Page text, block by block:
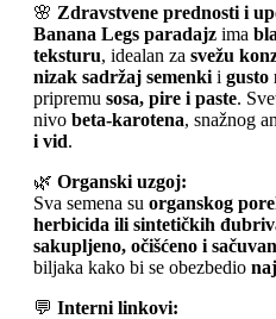
🌸 Zdravstvene prednosti i
Banana Legs paradajz ima
teksturu, idealan za svežu
nizak sadržaj semenki i gusto
pripremu sosa, pire i paste.
nivo beta-karotena, snažnog
i vid.
🌿 Organski uzgoj:
Sva semena su organskog
herbicida ili sintetičkih
sakupljeno, očišćeno i
biljaka kako bi se obezbedio
💬 Interni linkovi: